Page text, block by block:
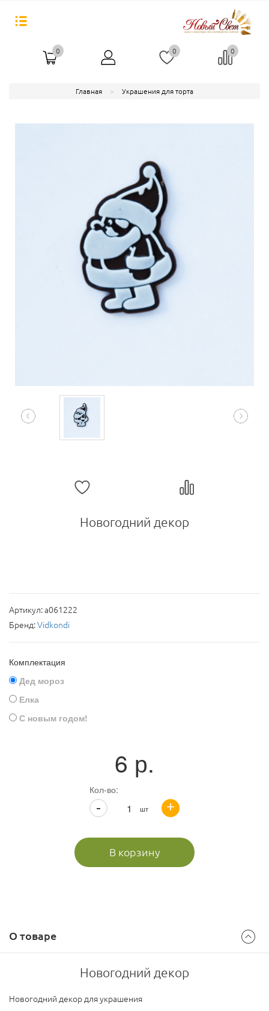
0 0 0
Главная Украшения для торта
Новогодний декор
Артикул:a061222
Бренд:Vidkondi
Комплектация
Дед мороз
Елка
С новым годом!
6 р.
Кол-во:
шт +
-
В корзину
О товаре
Новогодний декор
Новогодний декор для украшения